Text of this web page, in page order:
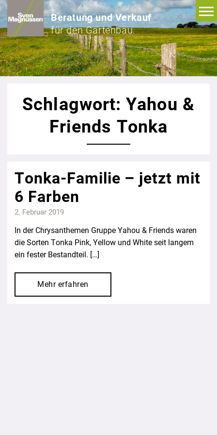
Beratung und Verkauf
für den Gartenbau.
Schlagwort: Yahou &
Friends Tonka
Tonka-Familie – jetzt mit
6 Farben
2. Februar 2019
In der Chrysanthemen Gruppe Yahou & Friends waren
die Sorten Tonka Pink, Yellow und White seit langem
ein fester Bestandteil. […]
Mehr erfahren